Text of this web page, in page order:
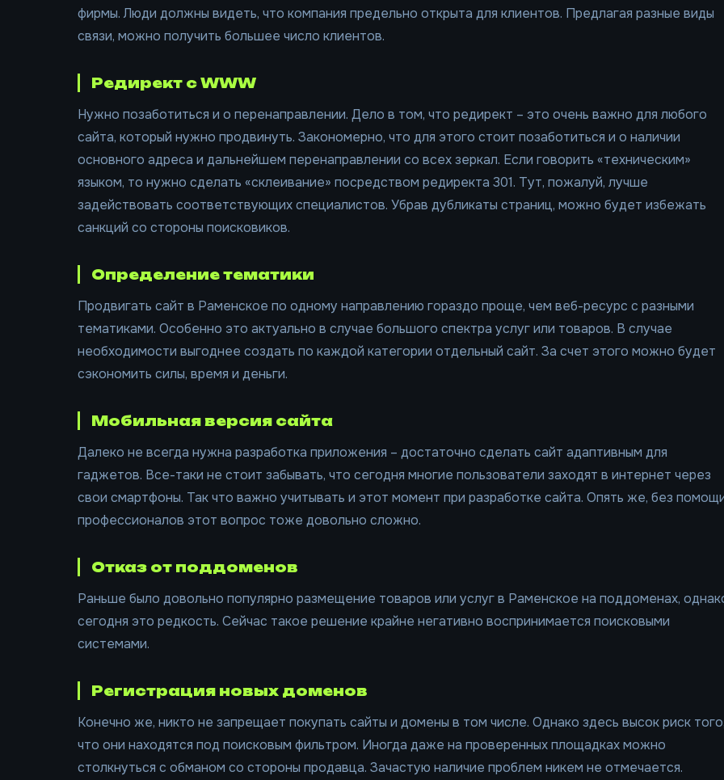
фирмы. Люди должны видеть, что компания предельно открыта для клиентов. Предлагая разные виды
связи, можно получить большее число клиентов.
Редирект с WWW
Нужно позаботиться и о перенаправлении. Дело в том, что редирект – это очень важно для любого
сайта, который нужно продвинуть. Закономерно, что для этого стоит позаботиться и о наличии
основного адреса и дальнейшем перенаправлении со всех зеркал. Если говорить «техническим»
языком, то нужно сделать «склеивание» посредством редиректа 301. Тут, пожалуй, лучше
задействовать соответствующих специалистов. Убрав дубликаты страниц, можно будет избежать
санкций со стороны поисковиков.
Определение тематики
Продвигать сайт в Раменское по одному направлению гораздо проще, чем веб-ресурс с разными
тематиками. Особенно это актуально в случае большого спектра услуг или товаров. В случае
необходимости выгоднее создать по каждой категории отдельный сайт. За счет этого можно будет
сэкономить силы, время и деньги.
Мобильная версия сайта
Далеко не всегда нужна разработка приложения – достаточно сделать сайт адаптивным для
гаджетов. Все-таки не стоит забывать, что сегодня многие пользователи заходят в интернет через
свои смартфоны. Так что важно учитывать и этот момент при разработке сайта. Опять же, без
профессионалов этот вопрос тоже довольно сложно.
Отказ от поддоменов
Раньше было довольно популярно размещение товаров или услуг в Раменское на поддоменах,
сегодня это редкость. Сейчас такое решение крайне негативно воспринимается поисковыми
системами.
Регистрация новых доменов
Конечно же, никто не запрещает покупать сайты и домены в том числе. Однако здесь высок риск
что они находятся под поисковым фильтром. Иногда даже на проверенных площадках можно
столкнуться с обманом со стороны продавца. Зачастую наличие проблем никем не отмечается.